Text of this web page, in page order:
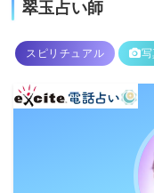
翠玉占い師
スピリチュアル